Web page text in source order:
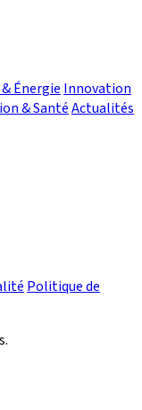
Énergie Innovation
& SantéActualités
Politique de